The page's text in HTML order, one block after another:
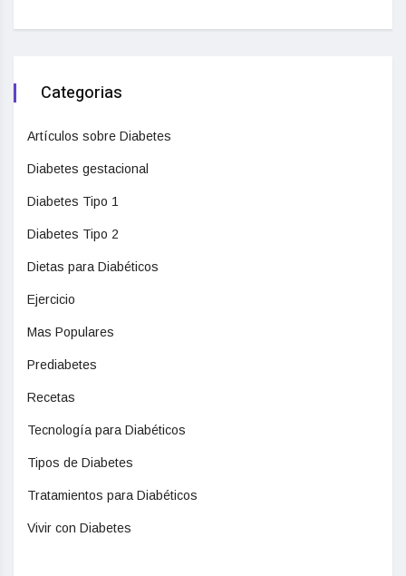
Categorias
Artículos sobre Diabetes
Diabetes gestacional
Diabetes Tipo 1
Diabetes Tipo 2
Dietas para Diabéticos
Ejercicio
Mas Populares
Prediabetes
Recetas
Tecnología para Diabéticos
Tipos de Diabetes
Tratamientos para Diabéticos
Vivir con Diabetes